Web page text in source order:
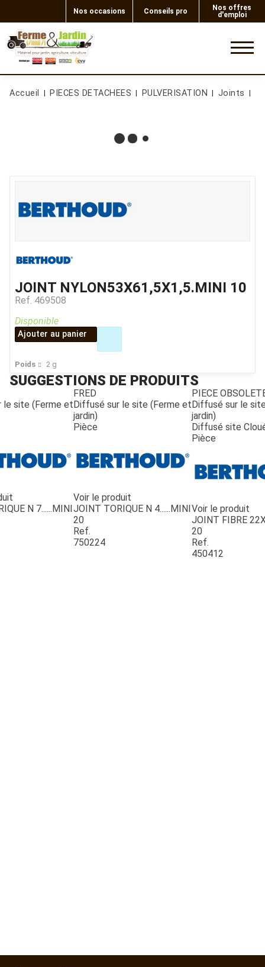
Nos occasions Conseils pro
Nos offres
d'emploi
Accueil PIECES DETACHEES PULVERISATION Joints
JOINT NYLON53X61,5X1,5.MINI 10
Ref. 469508
Poids 2 g
Disponible
Ajouter au panier
SUGGESTIONS DE PRODUITS
le site (Ferme et
N 7......MINI
FRED
Diffusé sur le site (Ferme et
jardin)
Pièce
Voir le produit
JOINT TORIQUE N 4......MINI
20
Ref.
750224
PIECE
Diffusé sur le
jardin)
Diffusé site
Pièce
Voir le produit
JOINT FIBRE
20
Ref.
450412